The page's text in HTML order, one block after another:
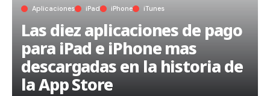
Aplicaciones iPad iPhone iTunes
Las diez aplicaciones de pago
para iPad e iPhone mas
descargadas en la historia de
la App Store